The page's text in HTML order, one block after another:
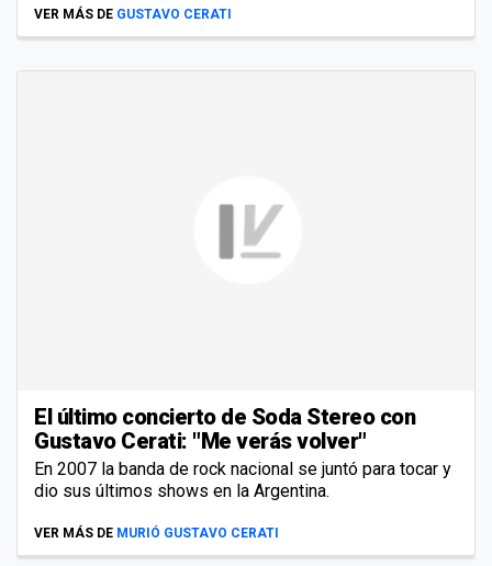
VER MÁS DE GUSTAVO CERATI
El último concierto de Soda Stereo con
Gustavo Cerati: "Me verás volver"
En 2007 la banda de rock nacional se juntó para tocar y
dio sus últimos shows en la Argentina.
VER MÁS DE MURIÓ GUSTAVO CERATI